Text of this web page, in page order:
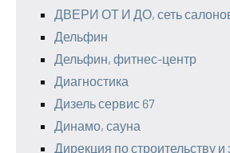
ДВЕРИ ОТ И ДО, сеть
Дельфин
Дельфин, фитнес-центр
Диагностика
Дизель сервис 67
Динамо, сауна
Дирекция по строительству и